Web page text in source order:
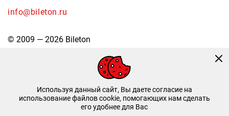
info@bileton.ru
© 2009 — 2026 Bileton
Используя данный сайт, Вы даете согласие на
использование файлов cookie, помогающих нам сделать
его удобнее для Вас